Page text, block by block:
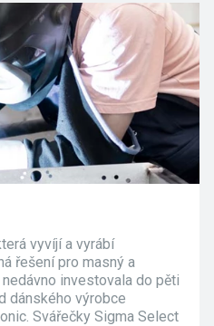
vyvíjí a vyrábí
řešení pro masný a
investovala do pěti
dánského výrobce
Svářečky Sigma Select